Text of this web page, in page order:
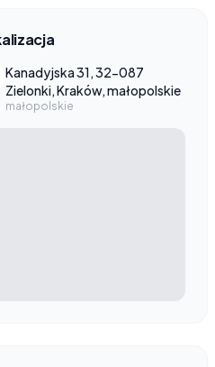
Kanadyjska 31, 32-087
Zielonki, Kraków, małopolskie
małopolskie